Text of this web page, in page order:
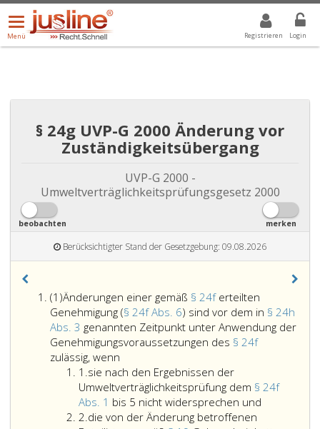
Registrieren Login
Menü
öffnen/schließen
Menü
ALLE DROPDOWN: GEWÄHLTER WERT IST ALLE
§ 24g UVP-G 2000 Änderung vor
Zuständigkeitsübergang
UVP-G 2000 -
Umweltverträglichkeitsprüfungsgesetz 2000
beobachten merken
Berücksichtigter Stand der Gesetzgebung: 09.08.2026
(1)Absatz
eins
Änderungen einer gemäß § 24f erteilten
Genehmigung (§ 24f Abs. 6) sind vor dem in § 24h
Abs. 3 genannten Zeitpunkt unter Anwendung der
Genehmigungsvoraussetzungen des § 24f
zulässig, wenn
einer
gemäß
Paragraph
24
1.Ziffer
eins
sie nach den Ergebnissen der
Umweltverträglichkeitsprüfung dem § 24f
Abs. 1 bis 5 nicht widersprechen und
2.Ziffer
die von der Änderung betroffenen